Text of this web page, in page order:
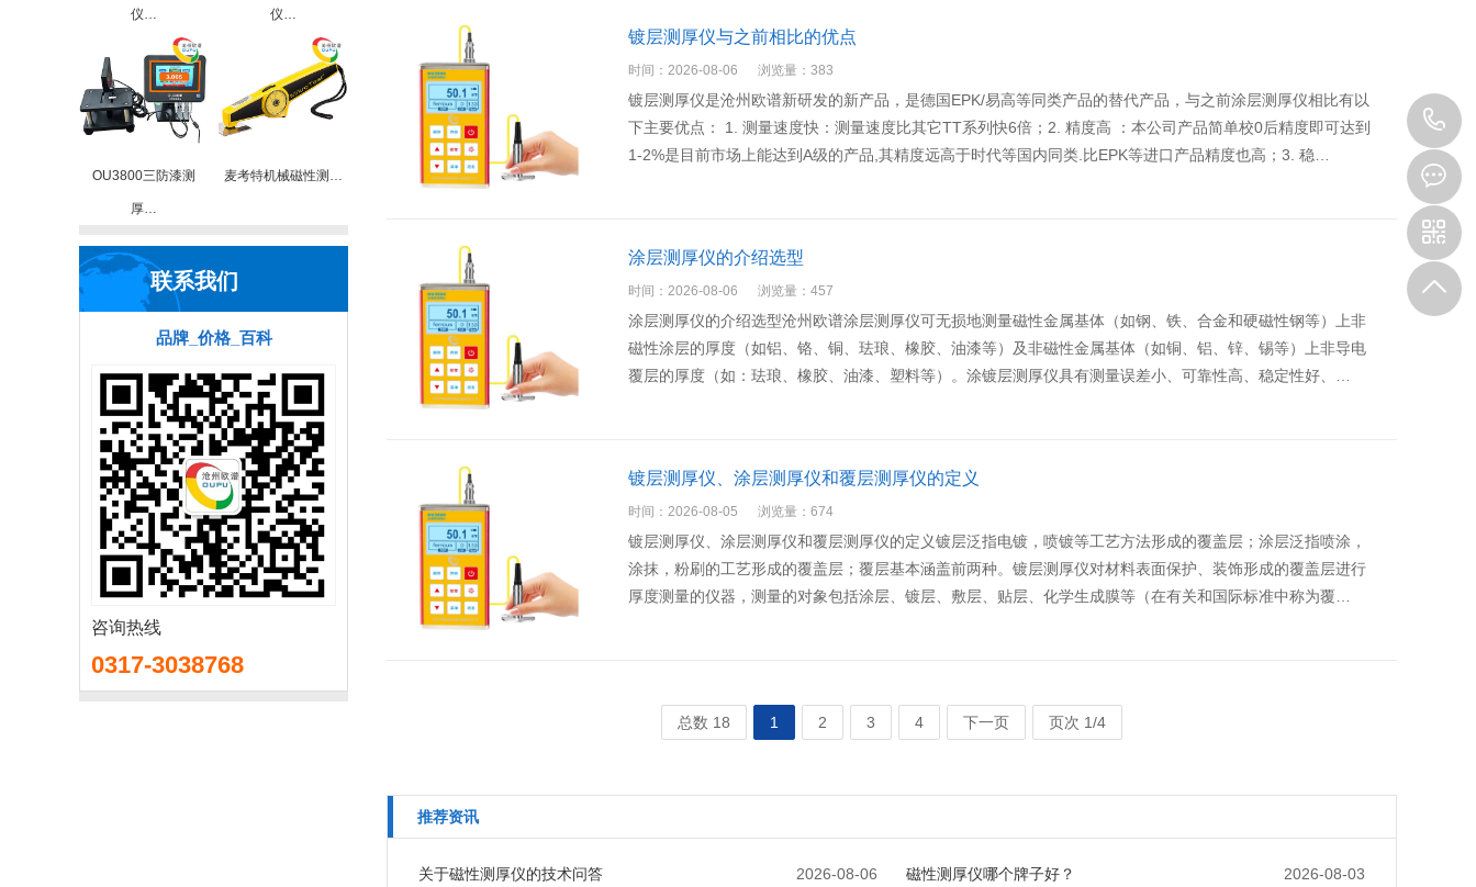
仪… 仪…
OU3800三防漆测
厚…
麦考特机械磁性测…
联系我们
品牌_价格_百科
咨询热线
0317-3038768
镀层测厚仪与之前相比的优点
时间：2026-08-06 浏览量：383
镀层测厚仪是沧州欧谱新研发的新产品，是德国EPK/易高等同类产品的替代产品，与之前涂层测厚仪相比有以
下主要优点： 1. 测量速度快：测量速度比其它TT系列快6倍；2. 精度高 ：本公司产品简单校0后精度即可达到
1-2%是目前市场上能达到A级的产品,其精度远高于时代等国内同类.比EPK等进口产品精度也高；3. 稳…
涂层测厚仪的介绍选型
时间：2026-08-06 浏览量：457
涂层测厚仪的介绍选型沧州欧谱涂层测厚仪可无损地测量磁性金属基体（如钢、铁、合金和硬磁性钢等）上非
磁性涂层的厚度（如铝、铬、铜、珐琅、橡胶、油漆等）及非磁性金属基体（如铜、铝、锌、锡等）上非导电
覆层的厚度（如：珐琅、橡胶、油漆、塑料等）。涂镀层测厚仪具有测量误差小、可靠性高、稳定性好、…
镀层测厚仪、涂层测厚仪和覆层测厚仪的定义
时间：2026-08-05 浏览量：674
镀层测厚仪、涂层测厚仪和覆层测厚仪的定义镀层泛指电镀，喷镀等工艺方法形成的覆盖层；涂层泛指喷涂，
涂抹，粉刷的工艺形成的覆盖层；覆层基本涵盖前两种。镀层测厚仪对材料表面保护、装饰形成的覆盖层进行
厚度测量的仪器，测量的对象包括涂层、镀层、敷层、贴层、化学生成膜等（在有关和国际标准中称为覆…
总数 18 1 2 3 4 下一页 页次 1/4
推荐资讯
2026-08-06
关于磁性测厚仪的技术问答 2026-08-03
磁性测厚仪哪个牌子好？